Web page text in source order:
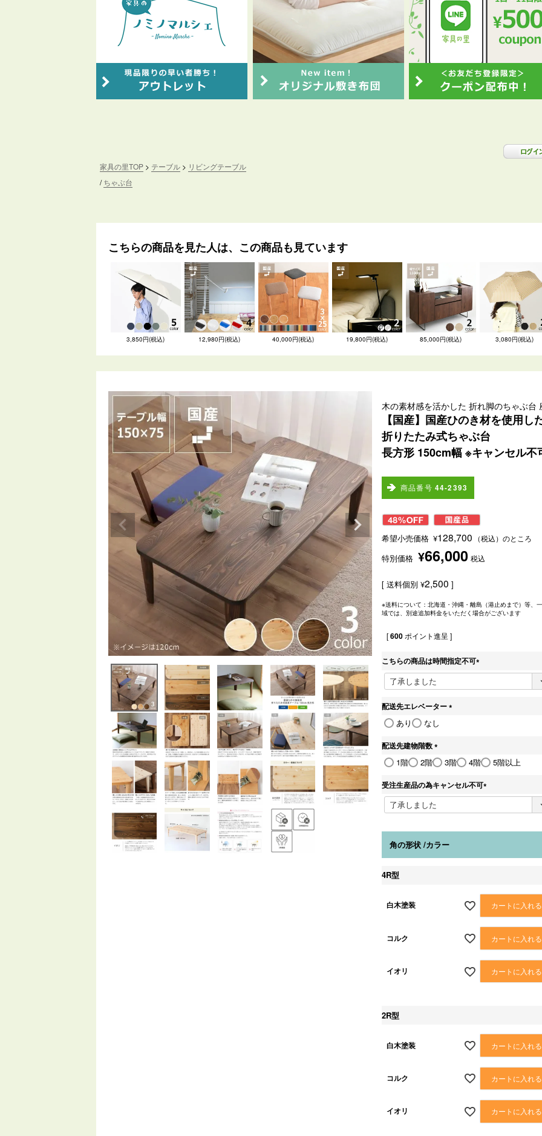
家具の里TOP テーブル
リビングテーブル
ちゃぶ台
こちらの商品を見た人は、この商品も見ています
3,850円(税込) 12,980円(税込) 40,000円(税込) 19,800円(税込) 85,000円(税込) 3,080円(税込)
木の素材感を活かした 折れ脚のちゃぶ台
【国産】国産ひのき材を使用し
折りたたみ式ちゃぶ台
長方形 150cm幅 ※キャンセル不
商品番号 44-2393
希望小売価格 ¥128,700 （税込）のところ
特別価格 ¥66,000 税込
送料個別 ¥2,500
※送料について：北海道・沖縄・離島（港止めまで）等、
域では、別途追加料金をいただく場合がございます
[600 ポイント進呈 ]
こちらの商品は時間指定不可
(
須
配送先エレベーター
あり なし
配送先建物階数
(
必
)
1階 2階 3階 4階 5階以上
受注生産品の為キャンセル不可
(
須
角の形状 カラー
4R型
白木塗装 カートに入れる
コルク カートに入れる
イオリ カートに入れる
2R型
白木塗装 カートに入れる
コルク カートに入れる
イオリ カートに入れる